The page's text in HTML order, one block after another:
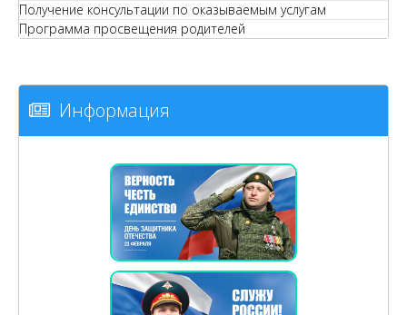
Получение консультации по оказываемым услугам
Программа просвещения родителей
Информация